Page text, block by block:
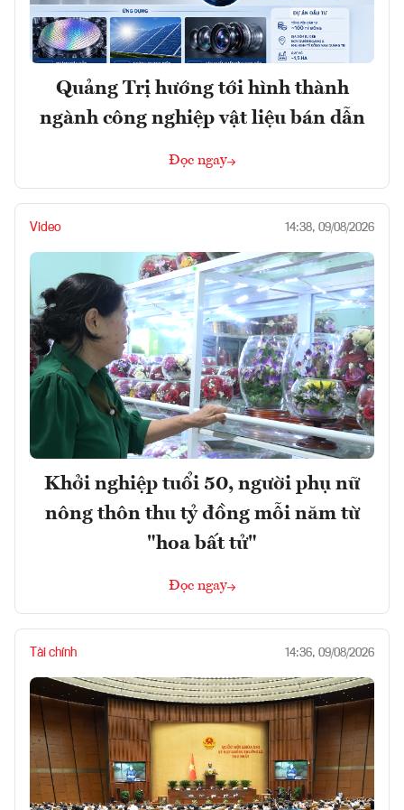
Quảng Trị hướng tới hình thành
ngành công nghiệp vật liệu bán dẫn
Đọc ngay
Video 14:38, 09/08/2026
Khởi nghiệp tuổi 50, người phụ nữ
nông thôn thu tỷ đồng mỗi năm từ
"hoa bất tử"
Đọc ngay
Tài chính 14:36, 09/08/2026